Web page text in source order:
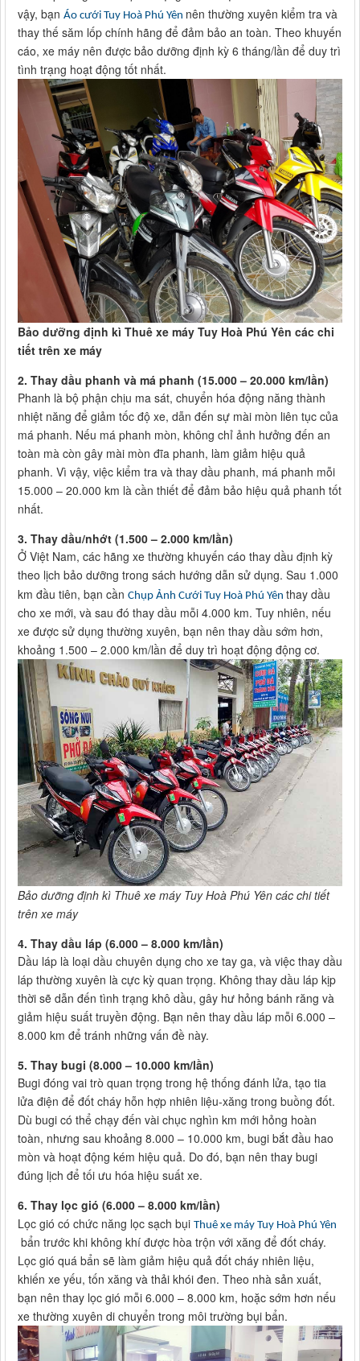
vậy, bạn Áo cưới Tuy Hoà Phú Yên nên thường xuyên kiểm tra và
thay thế săm lốp chính hãng để đảm bảo an toàn. Theo khuyến
cáo, xe máy nên được bảo dưỡng định kỳ 6 tháng/lần để duy trì
tình trạng hoạt động tốt nhất.
Bảo dưỡng định kì Thuê xe máy Tuy Hoà Phú Yên các chi
tiết trên xe máy
2. Thay dầu phanh và má phanh (15.000 – 20.000 km/lần)
Phanh là bộ phận chịu ma sát, chuyển hóa động năng thành
nhiệt năng để giảm tốc độ xe, dẫn đến sự mài mòn liên tục của
má phanh. Nếu má phanh mòn, không chỉ ảnh hưởng đến an
toàn mà còn gây mài mòn đĩa phanh, làm giảm hiệu quả
phanh. Vì vậy, việc kiểm tra và thay dầu phanh, má phanh mỗi
15.000 – 20.000 km là cần thiết để đảm bảo hiệu quả phanh tốt
nhất.
3. Thay dầu/nhớt (1.500 – 2.000 km/lần)
Ở Việt Nam, các hãng xe thường khuyến cáo thay dầu định kỳ
theo lịch bảo dưỡng trong sách hướng dẫn sử dụng. Sau 1.000
km đầu tiên, bạn cần Chụp Ảnh Cưới Tuy Hoà Phú Yên thay dầu
cho xe mới, và sau đó thay dầu mỗi 4.000 km. Tuy nhiên, nếu
xe được sử dụng thường xuyên, bạn nên thay dầu sớm hơn,
khoảng 1.500 – 2.000 km/lần để duy trì hoạt động động cơ.
Bảo dưỡng định kì Thuê xe máy Tuy Hoà Phú Yên các chi tiết
trên xe máy
4. Thay dầu láp (6.000 – 8.000 km/lần)
Dầu láp là loại dầu chuyên dụng cho xe tay ga, và việc thay dầu
láp thường xuyên là cực kỳ quan trọng. Không thay dầu láp kịp
thời sẽ dẫn đến tình trạng khô dầu, gây hư hỏng bánh răng và
giảm hiệu suất truyền động. Bạn nên thay dầu láp mỗi 6.000 –
8.000 km để tránh những vấn đề này.
5. Thay bugi (8.000 – 10.000 km/lần)
Bugi đóng vai trò quan trọng trong hệ thống đánh lửa, tạo tia
lửa điện để đốt cháy hỗn hợp nhiên liệu-xăng trong buồng đốt.
Dù bugi có thể chạy đến vài chục nghìn km mới hỏng hoàn
toàn, nhưng sau khoảng 8.000 – 10.000 km, bugi bắt đầu hao
mòn và hoạt động kém hiệu quả. Do đó, bạn nên thay bugi
đúng lịch để tối ưu hóa hiệu suất xe.
6. Thay lọc gió (6.000 – 8.000 km/lần)
Lọc gió có chức năng lọc sạch bụi Thuê xe máy Tuy Hoà Phú Yên
bẩn trước khi không khí được hòa trộn với xăng để đốt cháy.
Lọc gió quá bẩn sẽ làm giảm hiệu quả đốt cháy nhiên liệu,
khiến xe yếu, tốn xăng và thải khói đen. Theo nhà sản xuất,
bạn nên thay lọc gió mỗi 6.000 – 8.000 km, hoặc sớm hơn nếu
xe thường xuyên di chuyển trong môi trường bụi bẩn.